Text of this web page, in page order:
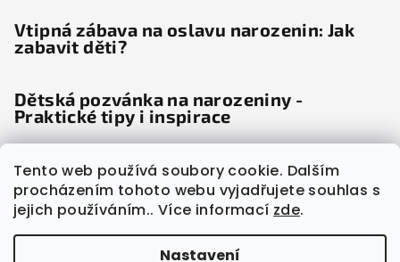
Tento web používá soubory cookie. Dalším
procházením tohoto webu vyjadřujete souhlas s
jejich používáním.. Více informací zde.
Nastavení
Vtipná zábava na oslavu narozenin: Jak
zabavit děti?
Dětská pozvánka na narozeniny -
Praktické tipy i inspirace
Dětské noviny: Věda odhalila, proč děti
"šílí" radostí